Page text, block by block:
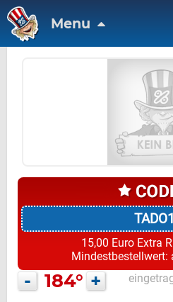
Menu
15,00 Euro Extra
Mindestbestellwert:
- 184° +